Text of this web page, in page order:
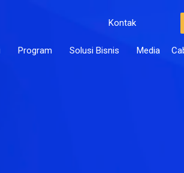
Kontak
Program Solusi Bisnis Media